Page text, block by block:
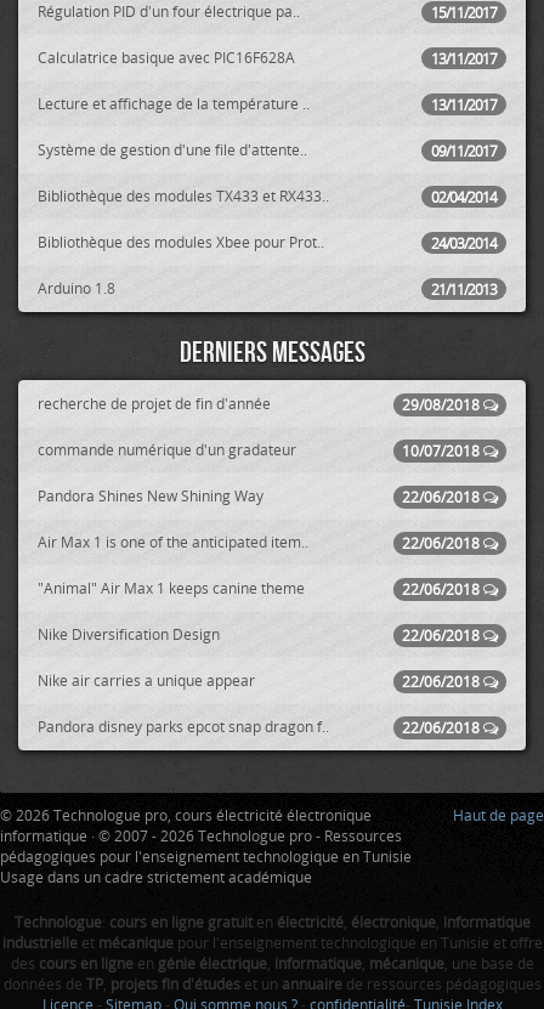
15/11/2017
Régulation PID d'un four électrique pa..
13/11/2017
Calculatrice basique avec PIC16F628A
13/11/2017
Lecture et affichage de la température ..
09/11/2017
Système de gestion d'une file d'attente..
02/04/2014
Bibliothèque des modules TX433 et RX433..
24/03/2014
Bibliothèque des modules Xbee pour Prot..
21/11/2013
Arduino 1.8
Derniers messages
29/08/2018
recherche de projet de fin d'année
10/07/2018
commande numérique d'un gradateur
22/06/2018
Pandora Shines New Shining Way
22/06/2018
Air Max 1 is one of the anticipated item..
22/06/2018
"Animal" Air Max 1 keeps canine theme
22/06/2018
Nike Diversification Design
22/06/2018
Nike air carries a unique appear
22/06/2018
Pandora disney parks epcot snap dragon f..
Haut de page
© 2026 Technologue pro, cours électricité électronique
informatique · © 2007 - 2026 Technologue pro - Ressources
pédagogiques pour l'enseignement technologique en Tunisie
Usage dans un cadre strictement académique
Technologue: cours en ligne gratuiten électricité, électronique, informatique
industrielleet mécaniquepour l'enseignement technologique en Tunisie et offre
des cours en ligneen génie électrique, informatique, mécanique, une base de
données de TP, projets fin d'étudeset un annuairede ressources pédagogiques
Licence - Sitemap - Qui somme nous ? - confidentialité- Tunisie Index